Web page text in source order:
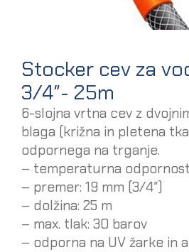
Stocker cev za
3/4″- 25m
6-slojna vrtna cev z
blaga (križna in pletena
odpornega na trganje.
– temperaturna
– premer: 19 mm (3/4″)
– dolžina: 25 m
– max. tlak: 30 barov
– odporna na UV žarke in